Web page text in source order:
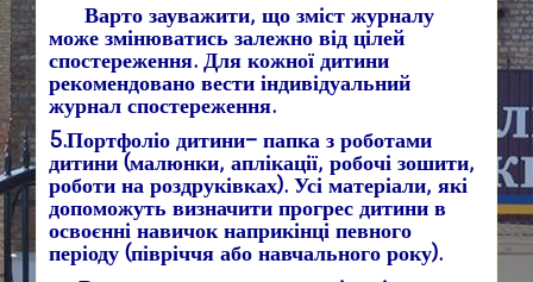
Варто зауважити, що зміст журналу
може змінюватись залежно від цілей
спостереження. Для кожної дитини
рекомендовано вести індивідуальний
журнал спостереження.
5.Портфоліо дитини– папка з роботами
дитини (малюнки, аплікації, робочі зошити,
роботи на роздруківках). Усі матеріали, які
допоможуть визначити прогрес дитини в
освоєнні навичок наприкінці певного
періоду (півріччя або навчального року).